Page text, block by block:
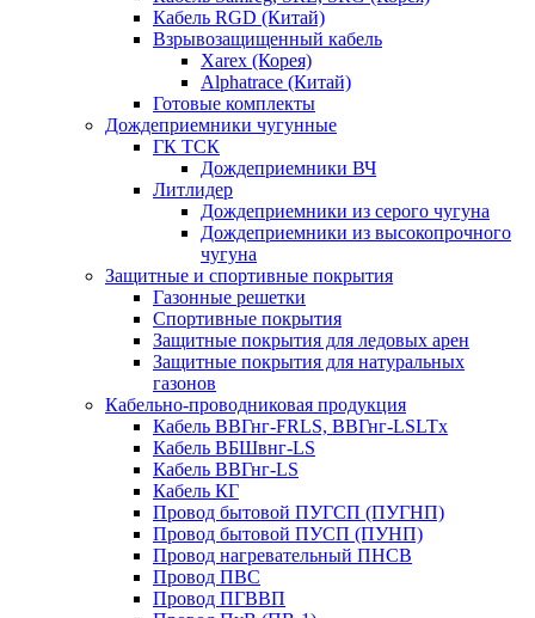
Кабель RGD (Китай)
Взрывозащищенный кабель
Xarex (Корея)
Alphatrace (Китай)
Готовые комплекты
Дождеприемники чугунные
ГК ТСК
Дождеприемники ВЧ
Литлидер
Дождеприемники из серого чугуна
Дождеприемники из высокопрочного
чугуна
Защитные и спортивные покрытия
Газонные решетки
Спортивные покрытия
Защитные покрытия для ледовых арен
Защитные покрытия для натуральных
газонов
Кабельно-проводниковая продукция
Кабель ВВГнг-FRLS, ВВГнг-LSLTx
Кабель ВБШвнг-LS
Кабель ВВГнг-LS
Кабель КГ
Провод бытовой ПУГСП (ПУГНП)
Провод бытовой ПУСП (ПУНП)
Провод нагревательный ПНСВ
Провод ПВС
Провод ПГВВП